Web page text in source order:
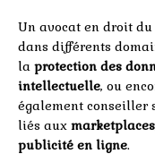
Un avocat en droit
dans différents
la protection des
intellectuelle, ou
également conseiller
liés aux marketplaces
publicité en ligne.